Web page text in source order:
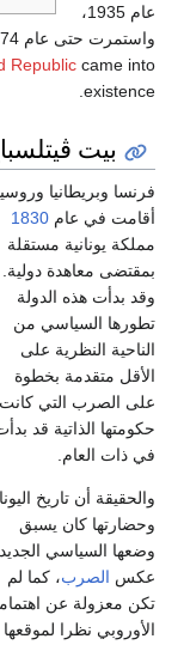
عام 1935،
واستمرت حتى عام 1974، when, in the aftermath of a
Republic came into
existence.
بيت
فرنسا وبريطانيا
أقامت في عام 1830
مملكة يونانية مستقلة
بمقتضى معاهدة دولية.
وقد بدأت هذه الدولة
تطورها السياسي من
الناحية النظرية على
الأقل متقدمة بخطوة
على الصرب التي كانت
حكومتها الذاتية قد
في ذات العام.
والحقيقة أن تاريخ
وحضارتها كان يسبق
وضعها السياسي الجديد
عكس الصرب، كما لم
تكن معزولة عن
الأوروبي نظرا